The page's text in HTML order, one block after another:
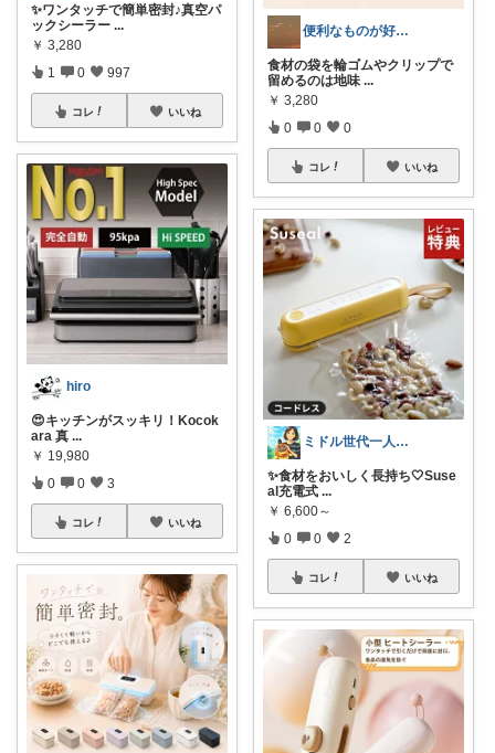
✨ワンタッチで簡単密封♪真空パ
ックシーラー ...
￥ 3,280
1 0 997
コレ いいね
hiro
😍キッチンがスッキリ！Kocok
ara 真 ...
￥ 19,980
0 0 3
コレ いいね
便利なものが好きすぎる人
食材の袋を輪ゴムやクリップで
留めるのは地味 ...
￥ 3,280
0 0 0
コレ いいね
ミドル世代一人暮らし応援隊
✨食材をおいしく長持ち🤍Suse
al充電式 ...
￥ 6,600～
0 0 2
コレ いいね